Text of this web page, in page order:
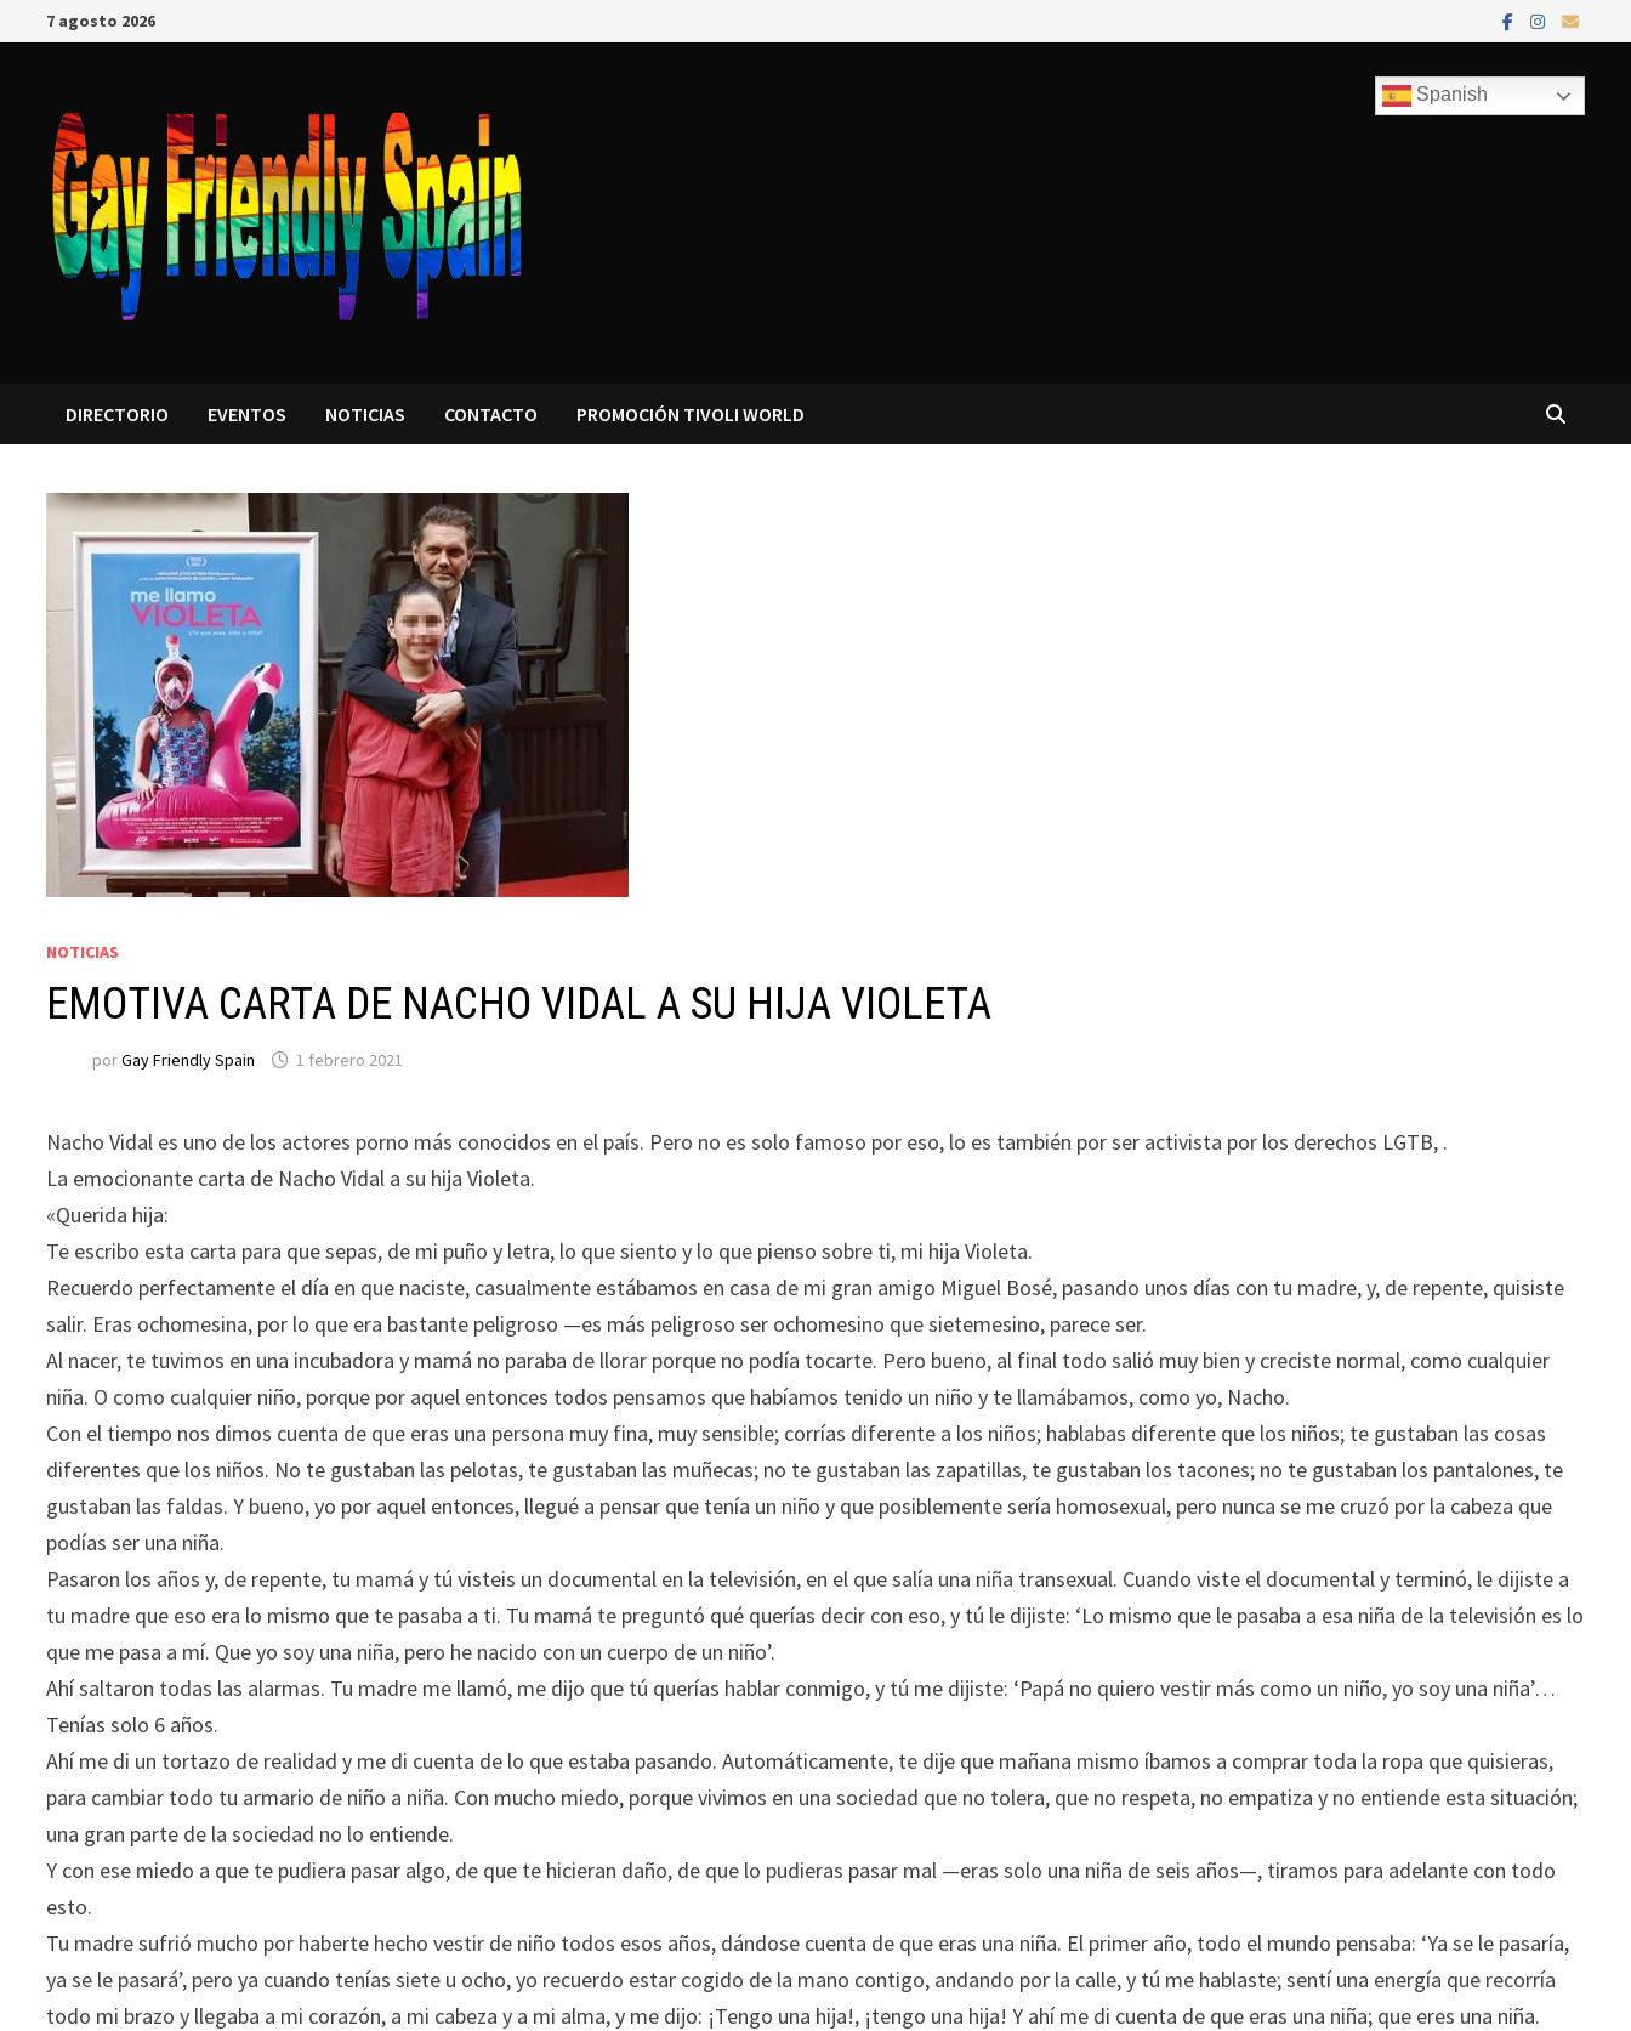
7 agosto 2026
Spanish
DIRECTORIO EVENTOS NOTICIAS CONTACTO PROMOCIÓN TIVOLI WORLD
NOTICIAS
EMOTIVA CARTA DE NACHO VIDAL A SU HIJA VIOLETA
porGay Friendly Spain 1 febrero 2021
Nacho Vidal es uno de los actores porno más conocidos en el país. Pero no es solo famoso por eso, lo es también por ser activista por los derechos LGTB, .
La emocionante carta de Nacho Vidal a su hija Violeta.
«Querida hija:
Te escribo esta carta para que sepas, de mi puño y letra, lo que siento y lo que pienso sobre ti, mi hija Violeta.
Recuerdo perfectamente el día en que naciste, casualmente estábamos en casa de mi gran amigo Miguel Bosé, pasando unos días con tu madre, y, de repente, quisiste
salir. Eras ochomesina, por lo que era bastante peligroso —es más peligroso ser ochomesino que sietemesino, parece ser.
Al nacer, te tuvimos en una incubadora y mamá no paraba de llorar porque no podía tocarte. Pero bueno, al final todo salió muy bien y creciste normal, como cualquier
niña. O como cualquier niño, porque por aquel entonces todos pensamos que habíamos tenido un niño y te llamábamos, como yo, Nacho.
Con el tiempo nos dimos cuenta de que eras una persona muy fina, muy sensible; corrías diferente a los niños; hablabas diferente que los niños; te gustaban las cosas
diferentes que los niños. No te gustaban las pelotas, te gustaban las muñecas; no te gustaban las zapatillas, te gustaban los tacones; no te gustaban los pantalones, te
gustaban las faldas. Y bueno, yo por aquel entonces, llegué a pensar que tenía un niño y que posiblemente sería homosexual, pero nunca se me cruzó por la cabeza que
podías ser una niña.
Pasaron los años y, de repente, tu mamá y tú visteis un documental en la televisión, en el que salía una niña transexual. Cuando viste el documental y terminó, le dijiste a
tu madre que eso era lo mismo que te pasaba a ti. Tu mamá te preguntó qué querías decir con eso, y tú le dijiste: ‘Lo mismo que le pasaba a esa niña de la televisión es lo
que me pasa a mí. Que yo soy una niña, pero he nacido con un cuerpo de un niño’.
Ahí saltaron todas las alarmas. Tu madre me llamó, me dijo que tú querías hablar conmigo, y tú me dijiste: ‘Papá no quiero vestir más como un niño, yo soy una niña’…
Tenías solo 6 años.
Ahí me di un tortazo de realidad y me di cuenta de lo que estaba pasando. Automáticamente, te dije que mañana mismo íbamos a comprar toda la ropa que quisieras,
para cambiar todo tu armario de niño a niña. Con mucho miedo, porque vivimos en una sociedad que no tolera, que no respeta, no empatiza y no entiende esta situación;
una gran parte de la sociedad no lo entiende.
Y con ese miedo a que te pudiera pasar algo, de que te hicieran daño, de que lo pudieras pasar mal —eras solo una niña de seis años—, tiramos para adelante con todo
esto.
Tu madre sufrió mucho por haberte hecho vestir de niño todos esos años, dándose cuenta de que eras una niña. El primer año, todo el mundo pensaba: ‘Ya se le pasaría,
ya se le pasará’, pero ya cuando tenías siete u ocho, yo recuerdo estar cogido de la mano contigo, andando por la calle, y tú me hablaste; sentí una energía que recorría
todo mi brazo y llegaba a mi corazón, a mi cabeza y a mi alma, y me dijo: ¡Tengo una hija!, ¡tengo una hija! Y ahí me di cuenta de que eras una niña; que eres una niña.